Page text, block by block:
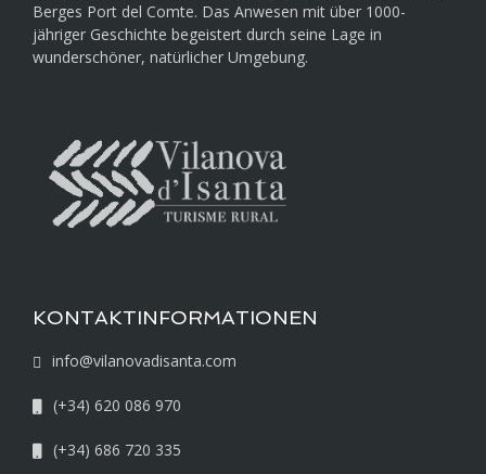
Berges Port del Comte. Das Anwesen mit über 1000-
jähriger Geschichte begeistert durch seine Lage in
wunderschöner, natürlicher Umgebung.
KONTAKTINFORMATIONEN
info@vilanovadisanta.com
(+34) 620 086 970
(+34) 686 720 335